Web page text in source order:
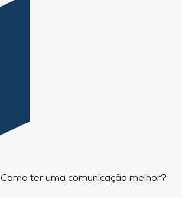
Como ter uma comunicação melhor?